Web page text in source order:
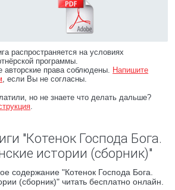
распространяется на условиях
программы.
авторские права соблюдены. Напишите
, если Вы не согласны.
но не знаете что делать дальше?
.
"Котенок Господа Бога.
истории (сборник)"
содержание "Котенок Господа Бога.
(сборник)" читать бесплатно онлайн.